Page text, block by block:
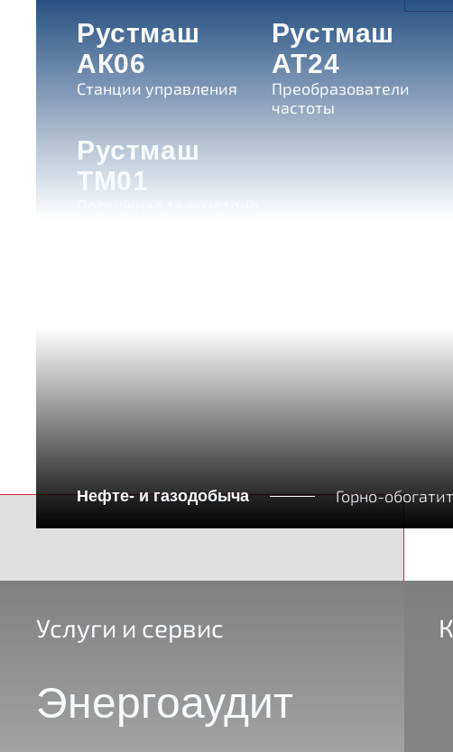
Рустмаш
АК06
Станции управления
Рустмаш
АТ24
Преобразователи
частоты
Рустмаш
ТМ01
Нефте- и газодобыча Горно-
Услуги и сервис
Энергоаудит